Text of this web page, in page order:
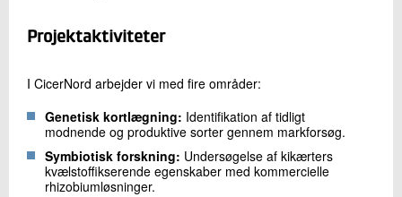
Projektaktiviteter
I CicerNord arbejder vi med fire områder:
Genetisk kortlægning: Identifikation af tidligt
modnende og produktive sorter gennem markforsøg.
Symbiotisk forskning: Undersøgelse af kikærters
kvælstoffikserende egenskaber med kommercielle
rhizobiumløsninger.